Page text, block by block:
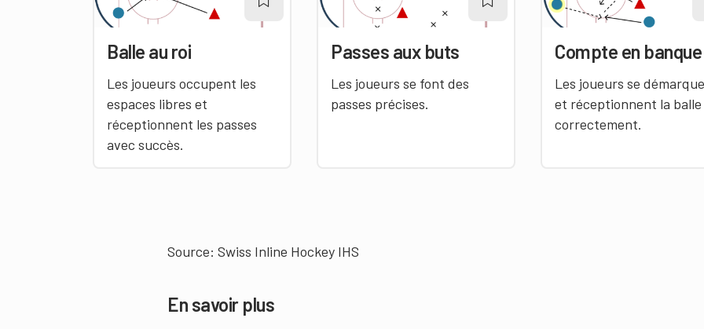
Balle au roi
Les joueurs occupent les
espaces libres et
réceptionnent les passes
avec succès.
Passes aux buts
Les joueurs se font des
passes précises.
Compte en banque
Les joueurs se
et réceptionnent la balle
correctement.
Source: Swiss Inline Hockey IHS
En savoir plus